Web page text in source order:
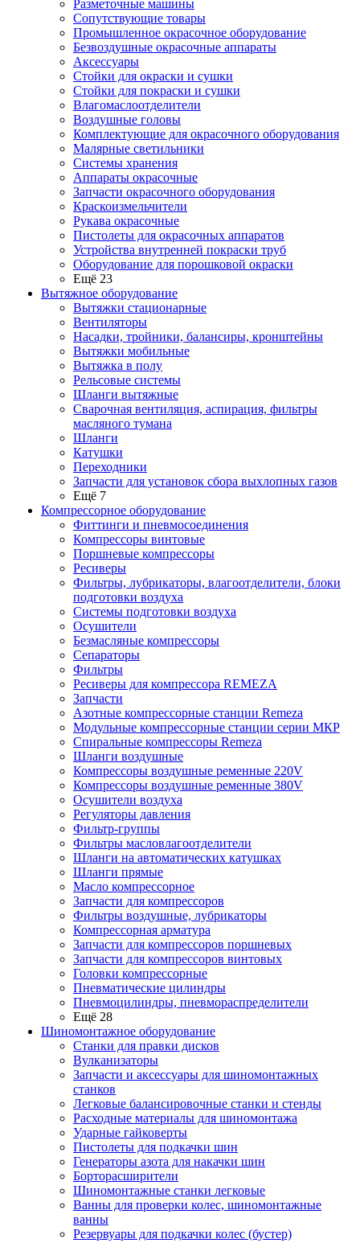
Разметочные машины
Сопутствующие товары
Промышленное окрасочное оборудование
Безвоздушные окрасочные аппараты
Аксессуары
Стойки для окраски и сушки
Стойки для покраски и сушки
Влагомаслоотделители
Воздушные головы
Комплектующие для окрасочного оборудования
Малярные светильники
Системы хранения
Аппараты окрасочные
Запчасти окрасочного оборудования
Краскоизмельчители
Рукава окрасочные
Пистолеты для окрасочных аппаратов
Устройства внутренней покраски труб
Оборудование для порошковой окраски
Ещё 23
Вытяжное оборудование
Вытяжки стационарные
Вентиляторы
Насадки, тройники, балансиры, кронштейны
Вытяжки мобильные
Вытяжка в полу
Рельсовые системы
Шланги вытяжные
Сварочная вентиляция, аспирация, фильтры
масляного тумана
Шланги
Катушки
Переходники
Запчасти для установок сбора выхлопных газов
Ещё 7
Компрессорное оборудование
Фиттинги и пневмосоединения
Компрессоры винтовые
Поршневые компрессоры
Ресиверы
Фильтры, лубрикаторы, влагоотделители, блоки
подготовки воздуха
Системы подготовки воздуха
Осушители
Безмасляные компрессоры
Сепараторы
Фильтры
Ресиверы для компрессора REMEZA
Запчасти
Азотные компрессорные станции Remeza
Модульные компрессорные станции серии МКР
Спиральные компрессоры Remeza
Шланги воздушные
Компрессоры воздушные ременные 220V
Компрессоры воздушные ременные 380V
Осушители воздуха
Регуляторы давления
Фильтр-группы
Фильтры масловлагоотделители
Шланги на автоматических катушках
Шланги прямые
Масло компрессорное
Запчасти для компрессоров
Фильтры воздушные, лубрикаторы
Компрессорная арматура
Запчасти для компрессоров поршневых
Запчасти для компрессоров винтовых
Головки компрессорные
Пневматические цилиндры
Пневмоцилиндры, пневмораспределители
Ещё 28
Шиномонтажное оборудование
Станки для правки дисков
Вулканизаторы
Запчасти и аксессуары для шиномонтажных
станков
Легковые балансировочные станки и стенды
Расходные материалы для шиномонтажа
Ударные гайковерты
Пистолеты для подкачки шин
Генераторы азота для накачки шин
Борторасширители
Шиномонтажные станки легковые
Ванны для проверки колес, шиномонтажные
ванны
Резервуары для подкачки колес (бустер)